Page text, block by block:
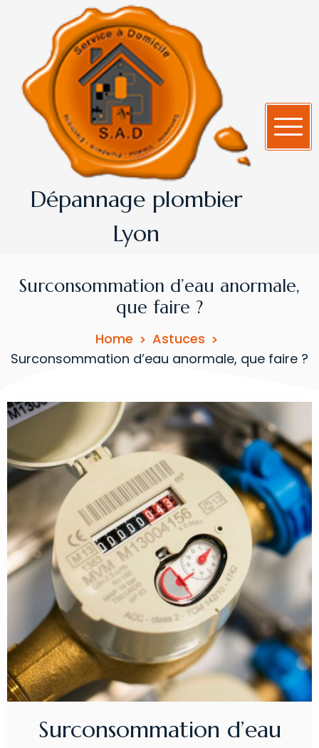
Dépannage plombier
Lyon
Surconsommation d’eau anormale,
que faire ?
Home
Astuces
Surconsommation d’eau anormale, que faire ?
Surconsommation d’eau